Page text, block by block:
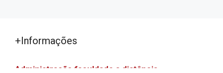
+Informações
Administração faculdade a distância